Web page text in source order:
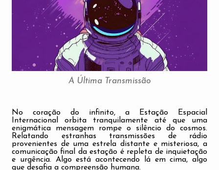
A Última Transmissão
No coração do infinito, a Estação Espacial
Internacional orbita tranquilamente até que uma
enigmática mensagem rompe o silêncio do cosmos.
Relatando estranhas transmissões de rádio
provenientes de uma estrela distante e misteriosa, a
comunicação final da estação é repleta de inquietação
e urgência. Algo está acontecendo lá em cima, algo
que desafia a compreensão humana.